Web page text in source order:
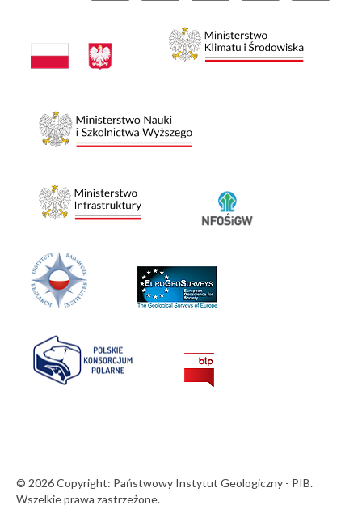
© 2026 Copyright: Państwowy Instytut Geologiczny - PIB.
Wszelkie prawa zastrzeżone.